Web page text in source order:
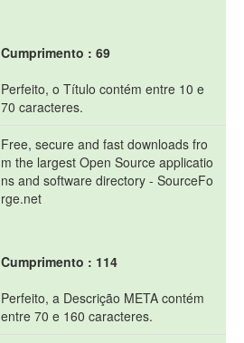
Cumprimento : 69
Perfeito, o Título contém entre 10 e
70 caracteres.
Free, secure and fast downloads fro
m the largest Open Source applicatio
ns and software directory - SourceFo
rge.net
Cumprimento : 114
Perfeito, a Descrição META contém
entre 70 e 160 caracteres.